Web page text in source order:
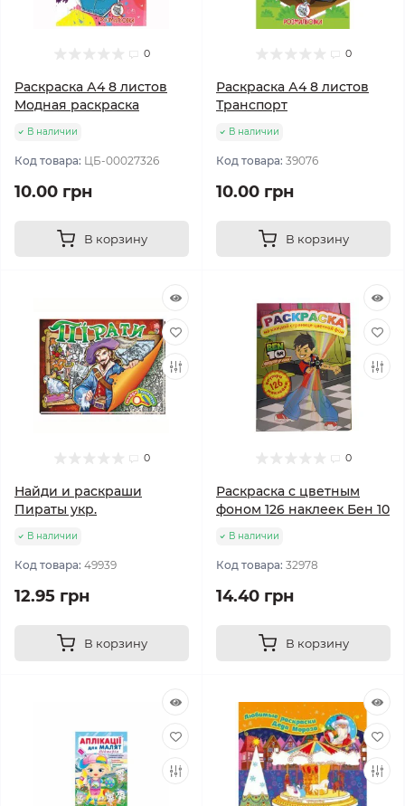
0
Раскраска А4 8 листов
Модная раскраска
В наличии
Код товара: ЦБ-00027326
10.00 грн
В корзину
0
Раскраска А4 8 листов
Транспорт
В наличии
Код товара: 39076
10.00 грн
В корзину
0
Найди и раскраши
Пираты укр.
В наличии
Код товара: 49939
12.95 грн
В корзину
0
Раскраска с цветным
фоном 126 наклеек Бен 10
В наличии
Код товара: 32978
14.40 грн
В корзину